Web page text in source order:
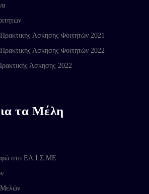
Πρακτικής Άσκησης Φοιτητών 2021
Πρακτικής Άσκησης Φοιτητών 2022
Άσκησης 2022
τα Μέλη
στο ΕΛ.Ι.Σ.ΜΕ.
Μελών